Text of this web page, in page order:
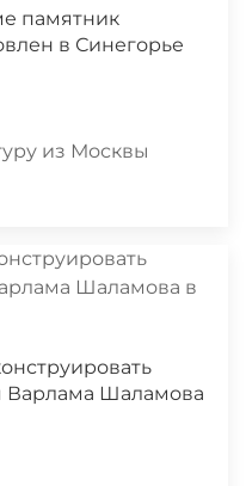
памятник
в Синегорье
из Москвы
Варлама Шаламова